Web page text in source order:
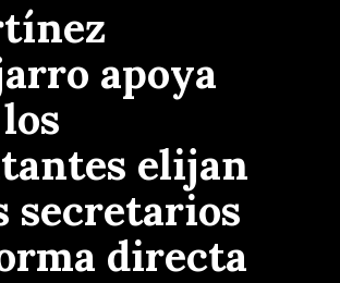
apoya
elijan
secretarios
directa